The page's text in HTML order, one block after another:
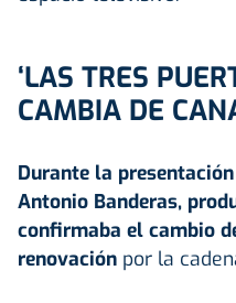
‘LAS TRES
CAMBIA DE
Durante la
Antonio Banderas,
confirmaba el cambio
renovación por la